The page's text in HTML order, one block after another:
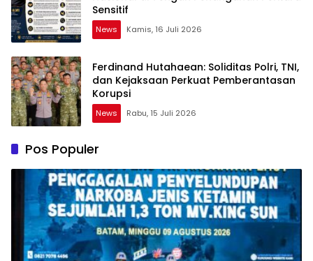
Sensitif
News Kamis, 16 Juli 2026
Ferdinand Hutahaean: Soliditas Polri, TNI,
dan Kejaksaan Perkuat Pemberantasan
Korupsi
News Rabu, 15 Juli 2026
Pos Populer